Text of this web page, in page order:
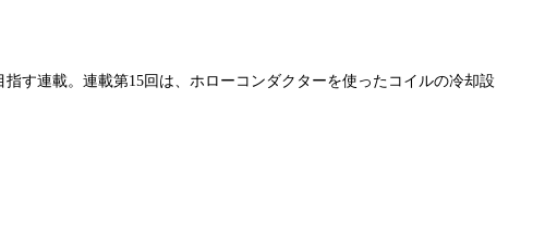
す連載。連載第15回は、ホローコンダクターを使ったコイルの冷却設